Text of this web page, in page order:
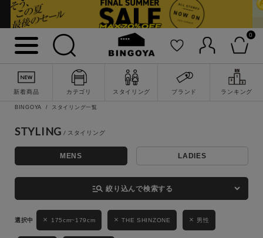
0
新着商品 カテゴリ スタイリング ブランド ランキング
詳細検索
キーワード
性別
MENS LADIES KIDS
BINGOYA スタイリング一覧
STYLING
MENS LADIES
manage_search 絞り込んで検索する
175cm~179cm THE SHINZONE 男性